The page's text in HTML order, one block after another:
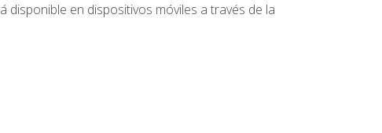
disponible en dispositivos móviles a través de la